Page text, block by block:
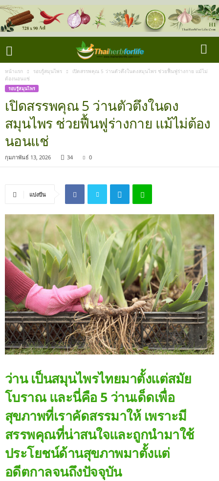
หน้าแรก รอบรู้สมุนไพร
เปิดสรรพคุณ 5 ว่านตัวตึงในดงสมุนไพร ช่วยฟื้นฟูร่างกาย แม้ไม่
ต้องนอนแช่
รอบรู้สมุนไพร
เปิดสรรพคุณ 5 ว่านตัวตึงในดง
สมุนไพร ช่วยฟื้นฟูร่างกาย แม้ไม่ต้อง
นอนแช่
กุมภาพันธ์ 13, 2026 34 0
แบ่งปัน
ว่าน เป็นสมุนไพรไทยมาตั้งแต่สมัย
โบราณ และนี่คือ 5 ว่านเด็ดเพื่อ
สุขภาพที่เราคัดสรรมาให้ เพราะมี
สรรพคุณที่น่าสนใจและถูกนำมาใช้
ประโยชน์ด้านสุขภาพมาตั้งแต่
อดีตกาลจนถึงปัจจุบัน